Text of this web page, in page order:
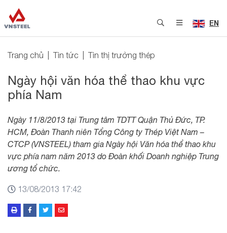
EN
Trang chủ Tin tức Tin thị trường thép
Ngày hội văn hóa thể thao khu vực
phía Nam
Ngày 11/8/2013 tại Trung tâm TDTT Quận Thủ Đức, TP.
HCM, Đoàn Thanh niên Tổng Công ty Thép Việt Nam –
CTCP (VNSTEEL) tham gia Ngày hội Văn hóa thể thao khu
vực phía nam năm 2013 do Đoàn khối Doanh nghiệp Trung
ương tổ chức.
13/08/2013 17:42